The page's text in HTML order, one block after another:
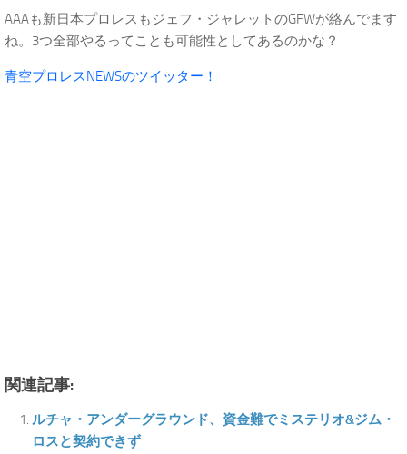
AAAも新日本プロレスもジェフ・ジャレットのGFWが絡んでます
ね。3つ全部やるってことも可能性としてあるのかな？
青空プロレスNEWSのツイッター！
関連記事:
ルチャ・アンダーグラウンド、資金難でミステリオ&ジム・
ロスと契約できず